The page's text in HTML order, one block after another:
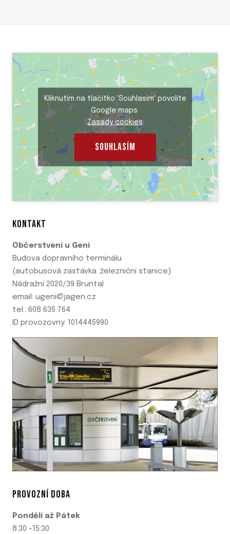
Kliknutím na tlačítko 'Souhlasím' povolíte
Google maps
Zásady cookies
SOUHLASÍM
KONTAKT
Občerstvení u Geni
Budova dopravního terminálu
(autobusová zastávka :železniční stanice)
Nádražní 2020/39 Bruntal
email: ugeni@jagen.cz
tel.: 608 635 764
ID provozovny: 1014445990
PROVOZNÍ DOBA
Pondělí až Pátek
8:30 -15:30